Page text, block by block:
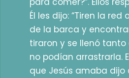
Él les dijo: “Tiren la
de la barca y
tiraron y se llenó
no podían arrastrarla.
que Jesús amaba dijo a